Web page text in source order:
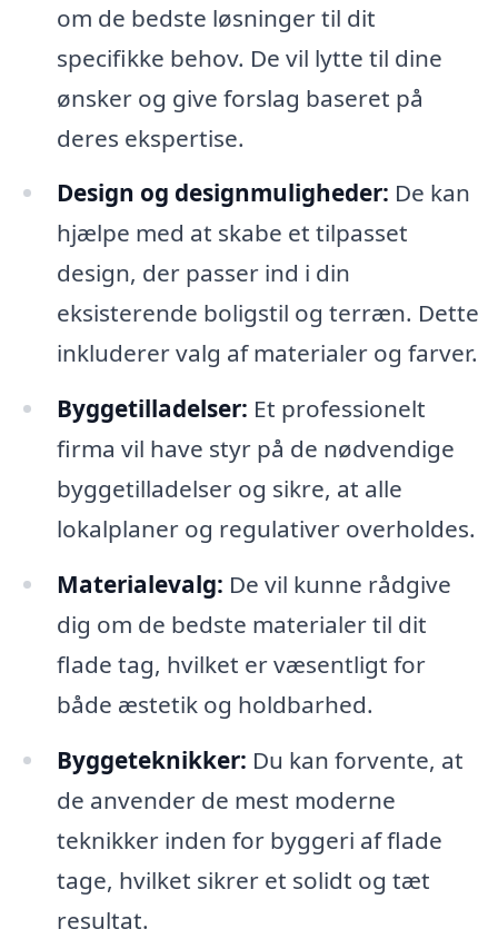
om de bedste løsninger til dit
specifikke behov. De vil lytte til dine
ønsker og give forslag baseret på
deres ekspertise.
Design og designmuligheder: De kan
hjælpe med at skabe et tilpasset
design, der passer ind i din
eksisterende boligstil og terræn. Dette
inkluderer valg af materialer og farver.
Byggetilladelser: Et professionelt
firma vil have styr på de nødvendige
byggetilladelser og sikre, at alle
lokalplaner og regulativer overholdes.
Materialevalg: De vil kunne rådgive
dig om de bedste materialer til dit
flade tag, hvilket er væsentligt for
både æstetik og holdbarhed.
Byggeteknikker: Du kan forvente, at
de anvender de mest moderne
teknikker inden for byggeri af flade
tage, hvilket sikrer et solidt og tæt
resultat.